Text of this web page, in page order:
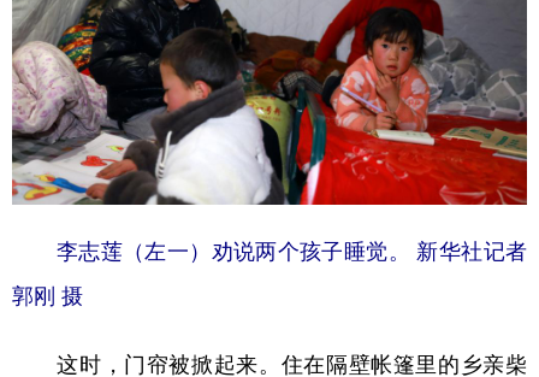
李志莲（左一）劝说两个孩子睡觉。 新华社记者
郭刚 摄
这时，门帘被掀起来。住在隔壁帐篷里的乡亲柴